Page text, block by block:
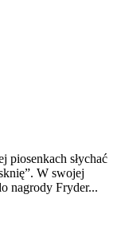
piosenkach słychać
W swojej
nagrody Fryder...